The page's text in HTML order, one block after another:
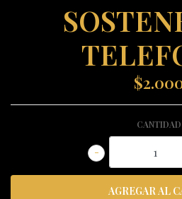
CANTIDAD
-